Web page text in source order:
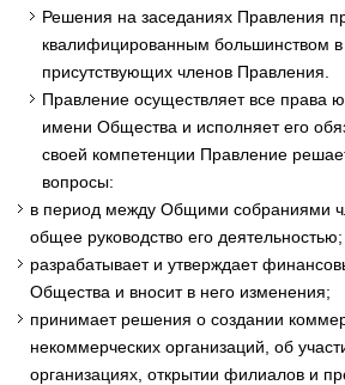
Решения на заседаниях Правления
квалифицированным большинством в
присутствующих членов Правления.
Правление осуществляет все права
имени Общества и исполняет его
своей компетенции Правление
вопросы:
в период между Общими собраниями
общее руководство его деятельностью;
разрабатывает и утверждает
Общества и вносит в него изменения;
принимает решения о создании
некоммерческих организаций, об
организациях, открытии филиалов и